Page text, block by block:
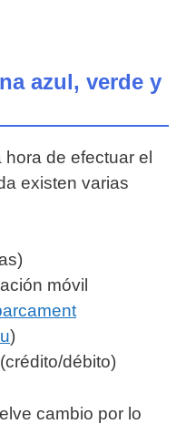
azul, verde y
de efectuar el
existen varias
móvil
)
débito)
cambio por lo